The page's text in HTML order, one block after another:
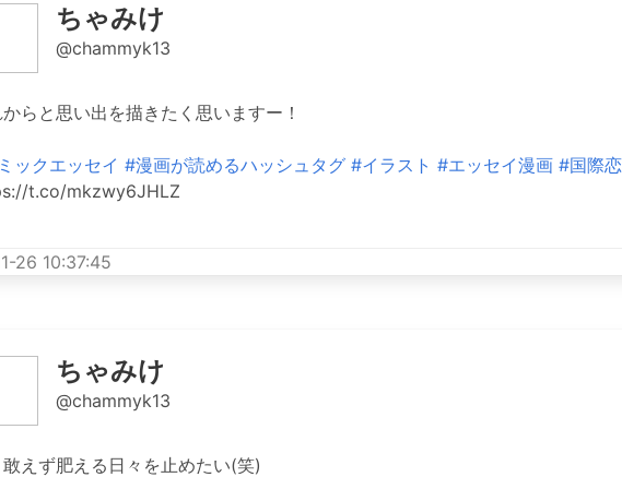
ちゃみけ
@chammyk13
からと思い出を描きたく思いますー！
ックエッセイ #漫画が読めるハッシュタグ #イラスト #エッセイ漫画 #国際
t.co/mkzwy6JHLZ
26 10:37:45
ちゃみけ
@chammyk13
えず肥える日々を止めたい(笑)